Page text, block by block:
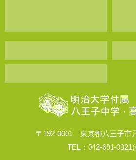
〒192-0001 東京都八王子市
TEL：042-691-